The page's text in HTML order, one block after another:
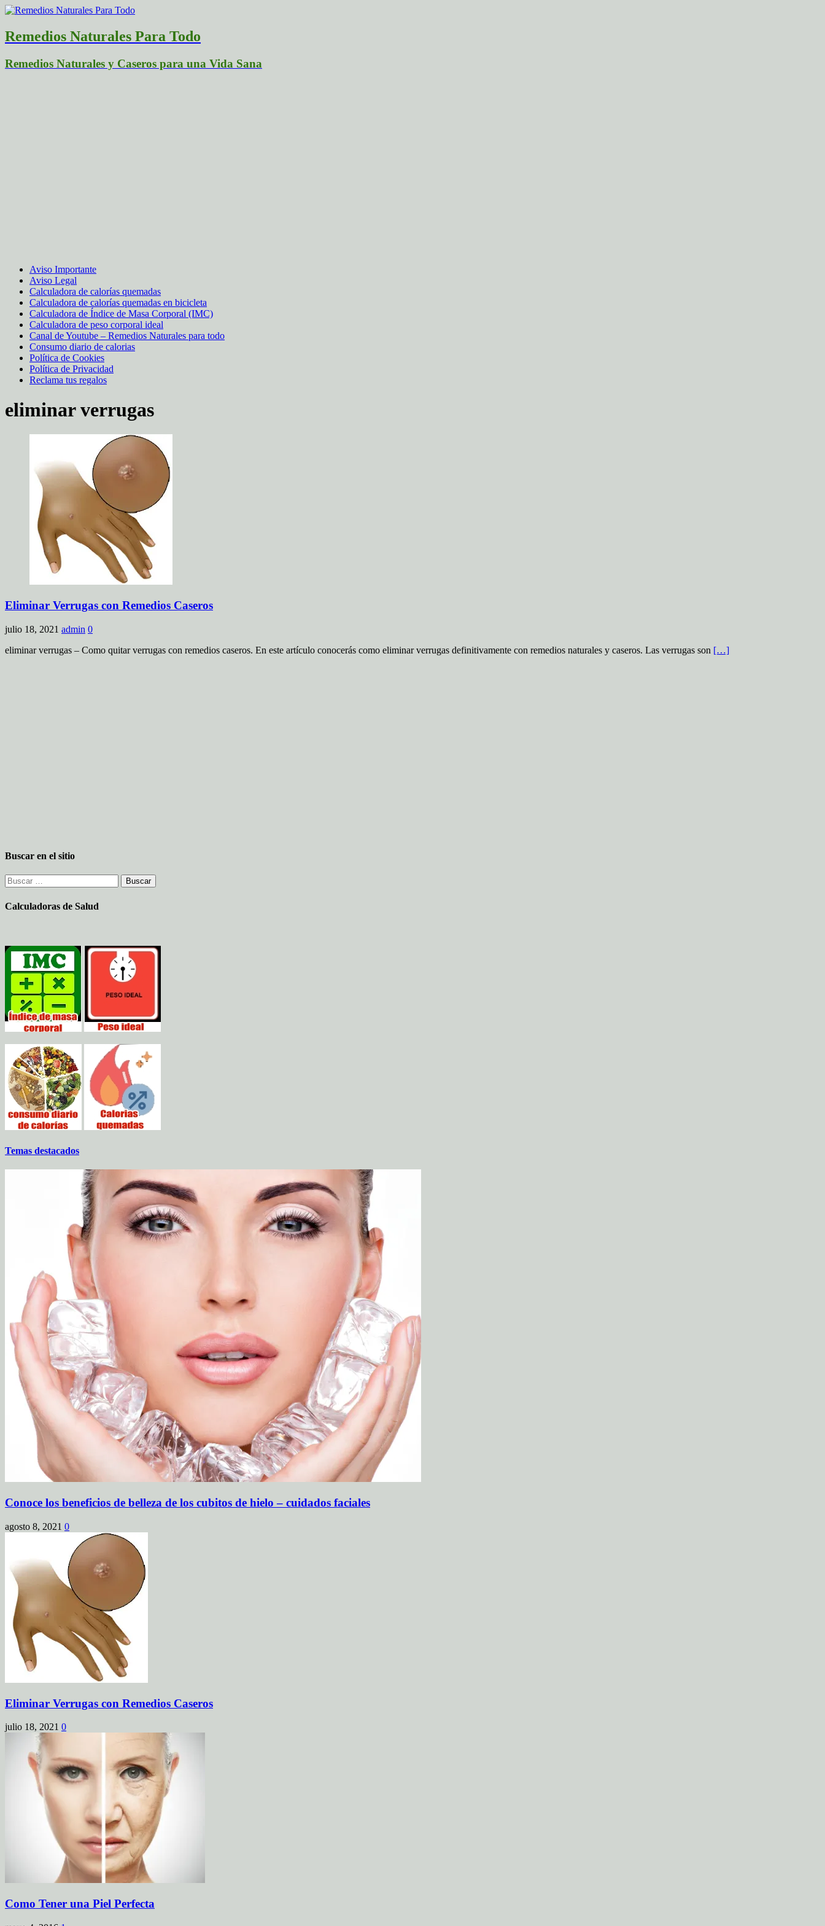
Remedios Naturales Para Todo
Remedios Naturales y Caseros para una Vida Sana
Aviso Importante
Aviso Legal
Calculadora de calorías quemadas
Calculadora de calorías quemadas en bicicleta
Calculadora de Índice de Masa Corporal (IMC)
Calculadora de peso corporal ideal
Canal de Youtube – Remedios Naturales para todo
Consumo diario de calorias
Política de Cookies
Política de Privacidad
Reclama tus regalos
eliminar verrugas
Eliminar Verrugas con Remedios Caseros
julio 18, 2021 admin 0
eliminar verrugas – Como quitar verrugas con remedios caseros. En este artículo conocerás como eliminar verrugas definitivamente con remedios naturales y caseros. Las verrugas son […]
Buscar en el sitio
Buscar:
Calculadoras de Salud
Temas destacados
Conoce los beneficios de belleza de los cubitos de hielo – cuidados faciales
agosto 8, 2021 0
Eliminar Verrugas con Remedios Caseros
julio 18, 2021 0
Como Tener una Piel Perfecta